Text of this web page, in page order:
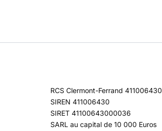
RCS Clermont-Ferrand 411006430
SIREN 411006430
SIRET 41100643000036
SARL au capital de 10 000 Euros